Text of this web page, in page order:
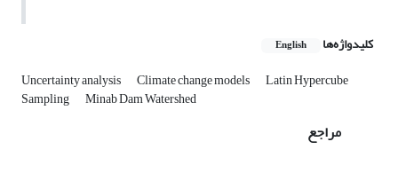
کلیدواژه‌ها English
Uncertainty analysis Climate change models Latin Hypercube
Sampling Minab Dam Watershed
مراجع